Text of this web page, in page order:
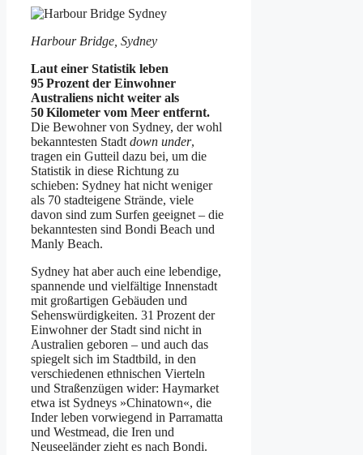
Harbour Bridge, Sydney
Laut einer Statistik leben
95 Prozent der Einwohner
Australiens nicht weiter als
50 Kilometer vom Meer entfernt.
Die Bewohner von Sydney, der wohl
bekanntesten Stadt down under,
tragen ein Gutteil dazu bei, um die
Statistik in diese Richtung zu
schieben: Sydney hat nicht weniger
als 70 stadteigene Strände, viele
davon sind zum Surfen geeignet – die
bekanntesten sind Bondi Beach und
Manly Beach.
Sydney hat aber auch eine lebendige,
spannende und vielfältige Innenstadt
mit großartigen Gebäuden und
Sehenswürdigkeiten. 31 Prozent der
Einwohner der Stadt sind nicht in
Australien geboren – und auch das
spiegelt sich im Stadtbild, in den
verschiedenen ethnischen Vierteln
und Straßenzügen wider: Haymarket
etwa ist Sydneys »Chinatown«, die
Inder leben vorwiegend in Parramatta
und Westmead, die Iren und
Neuseeländer zieht es nach Bondi.